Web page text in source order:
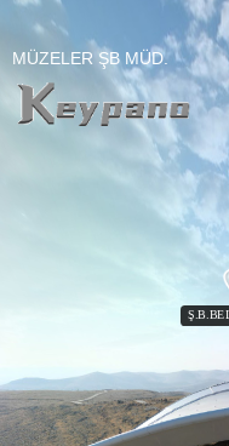
加载中...
MÜZELER ŞB MÜD.